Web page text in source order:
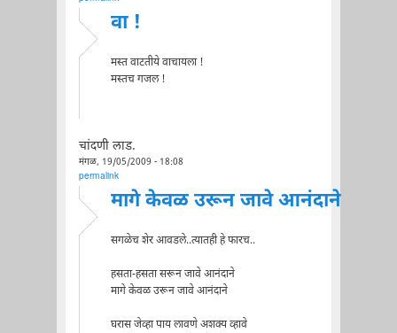
वा !
मस्त वाटतीये वाचायला !
मस्तच गजल !
चांदणी लाड.
मंगळ, 19/05/2009 - 18:08
permalink
मागे केवळ उरून जावे आनंदाने
सगळेच शेर आवडले..त्यातही हे फारच..
हसता-हसता सरून जावे आनंदाने
मागे केवळ उरून जावे आनंदाने
घरास जेव्हा पाय लावणे अशक्य व्हावे